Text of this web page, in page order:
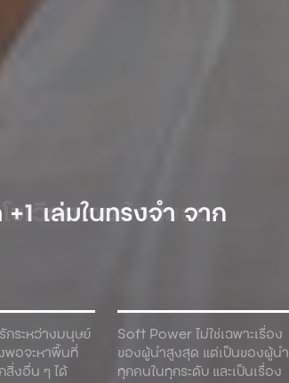
กระหว่างมนุษย์
พอจะหาพื้นที่
สิ่งอื่น ๆ ได้
Soft Power ไม่ใช่เฉพาะเรื่อง
ของผู้นําสูงสุด แต่เป็นของผู้นํา
ทุกคนในทุกระดับ และเป็นเรื่อง
ซเวียต จนต้องยอม